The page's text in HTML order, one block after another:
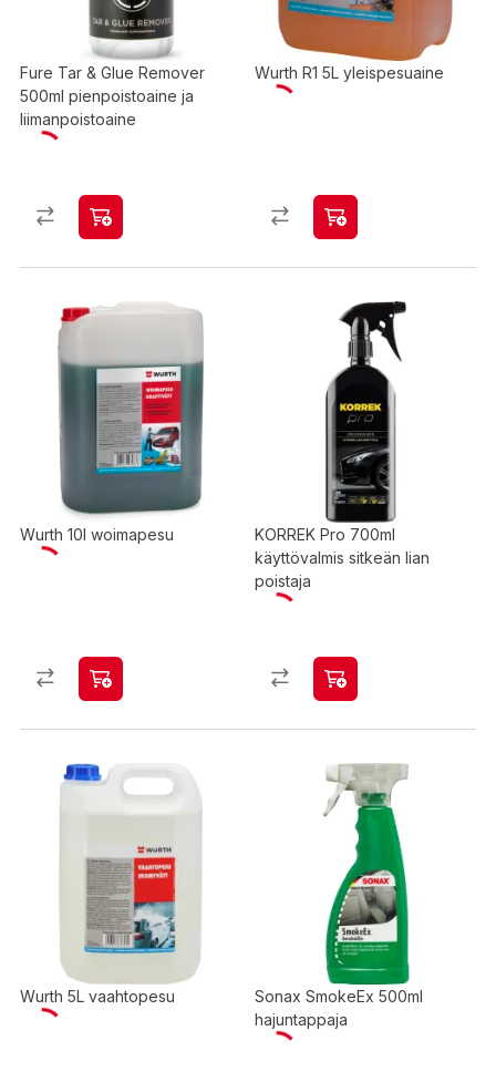
Fure Tar & Glue Remover
500ml pienpoistoaine ja
liimanpoistoaine
Wurth R1 5L yleispesuaine
Wurth 10l woimapesu
KORREK Pro 700ml
käyttövalmis sitkeän lian
poistaja
Wurth 5L vaahtopesu
Sonax SmokeEx 500ml
hajuntappaja